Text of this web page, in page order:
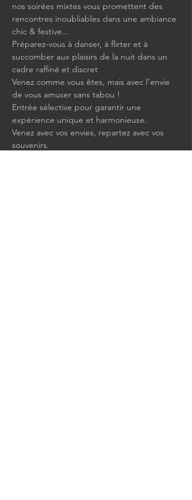
nos soirées mixtes vous promettent des
rencontres inoubliables dans une ambiance
chic & festive...
Préparez-vous à danser, à flirter et à
succomber aux plaisirs de la nuit dans un
cadre raffiné et discret
Venez comme vous êtes, mais avec l’envie
de vous amuser sans tabou !
Entrée sélective pour garantir une
expérience unique et harmonieuse.
Venez avec vos envies, repartez avec vos
souvenirs.